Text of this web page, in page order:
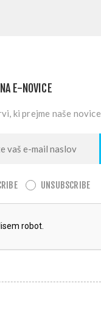
E-NOVICE
ki prejme naše novice
UNSUBSCRIBE